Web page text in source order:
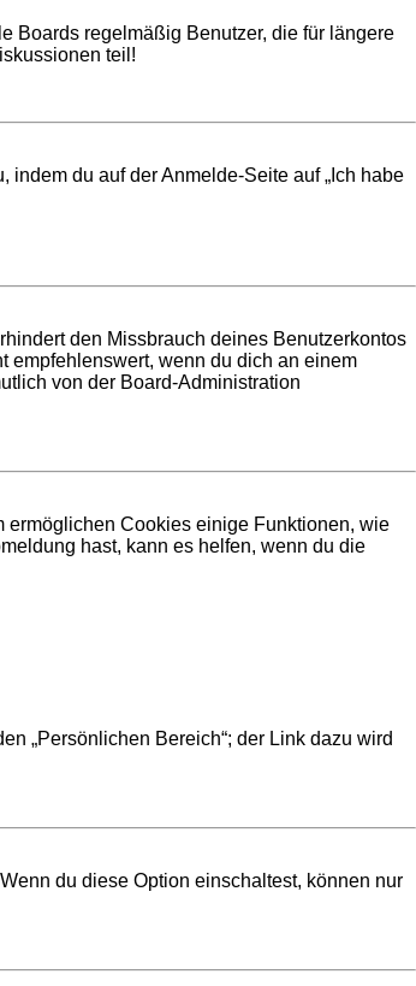
Boards regelmäßig Benutzer, die für längere
teil!
du auf der Anmelde-Seite auf „Ich habe
den Missbrauch deines Benutzerkontos
empfehlenswert, wenn du dich an einem
von der Board-Administration
ermöglichen Cookies einige Funktionen, wie
hast, kann es helfen, wenn du die
„Persönlichen Bereich“; der Link dazu wird
du diese Option einschaltest, können nur